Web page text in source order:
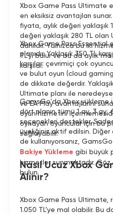
Xbox Game Pass Ultimate
en eksiksiz avantajları sunar.
fiyata, aylık değeri yaklaşık
değeri yaklaşık 280 TL olan
dahildir. Yalnızca bu iki
TL'yi bulur ve bu da aylık
karşılar.
Xbox Game Pass Essential
planıdır. Yaklaşık 350 TL
karşılar: çevrimiçi çok
ve bulut oyun (cloud
de dikkate değerdir. Yaklaşık
Ultimate planı ile
ve EA Play avantajlarını
oyun hizmetini
oynayan oyuncular için bu
sağlayabilir.
GamsGo'da Xbox yükleme
dört planın tümü 1 ay, 3 ay,
seçenekleri destekler.
üyeliğiniz aktif edilsin.
de kullanıyorsanız, GamsGo
Bakiye Yükleme gibi büyük
hizmetler sunmaktadır. Göz
bulun.
Nasıl Ucuz Xbox
Alınır?
Xbox Game Pass Ultimate,
1.050 TL'ye mal olabilir. Bu